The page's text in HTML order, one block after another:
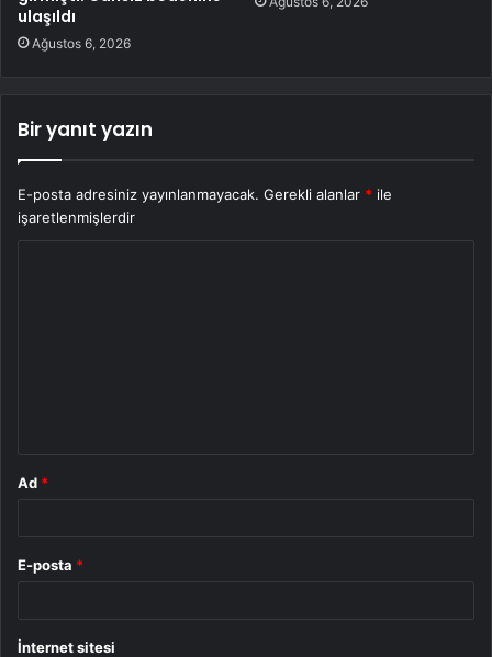
ulaşıldı
Ağustos 6, 2026
Bir yanıt yazın
E-posta adresiniz yayınlanmayacak. Gerekli alanlar * ile
işaretlenmişlerdir
Ad *
E-posta *
İnternet sitesi